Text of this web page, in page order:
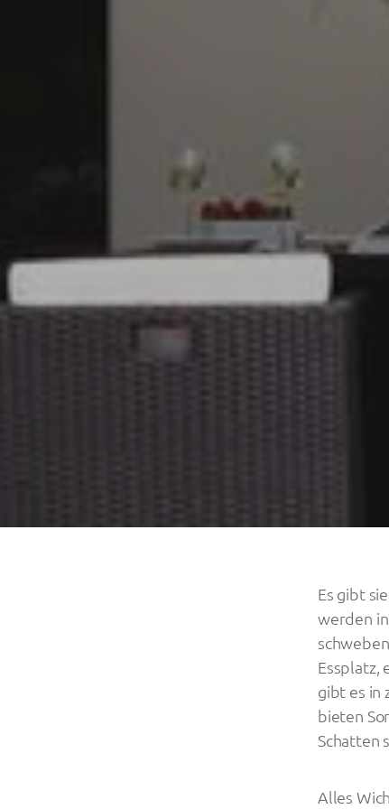
Es gibt
werden
Essplatz,
gibt es in
bieten
Schatten
Alles